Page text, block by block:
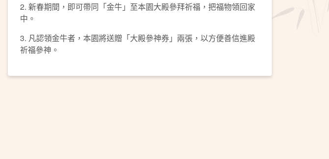
2. 新春期間，即可帶同「金牛」至本園大殿參拜祈福，把福物領回家
中。
3. 凡認領金牛者，本園將送贈「大殿參神券」兩張，以方便善信進殿
祈福參神。